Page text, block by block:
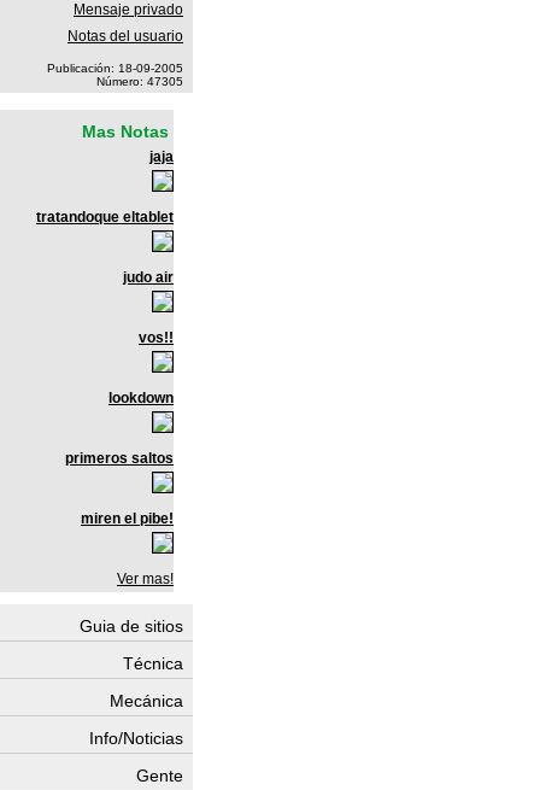
Mensaje privado
Notas del usuario
Publicación: 18-09-2005
Número: 47305
Mas Notas
jaja
tratandoque eltablet
judo air
vos!!
lookdown
primeros saltos
miren el pibe!
Ver mas!
Guia de sitios
Técnica
Mecánica
Info/Noticias
Gente